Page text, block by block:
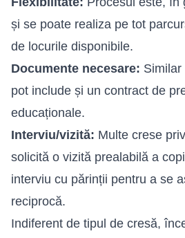
și se poate realiza pe tot
de locurile disponibile.
Documente necesare:
pot include și un contract de
educaționale.
Interviu/vizită: Multe crese
solicită o vizită prealabilă a
interviu cu părinții pentru a se
reciprocă.
Indiferent de tipul de cresă,